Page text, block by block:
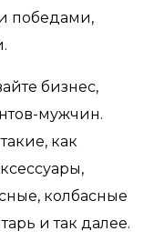
победами,
бизнес,
мужчин.
как
колбасные
и так далее.